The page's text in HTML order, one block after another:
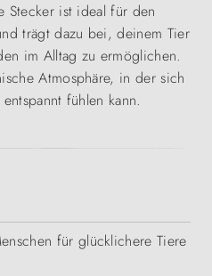
Stecker ist ideal für den
trägt dazu bei, deinem Tier
im Alltag zu ermöglichen.
Atmosphäre, in der sich
fühlen kann.
für glücklichere Tiere